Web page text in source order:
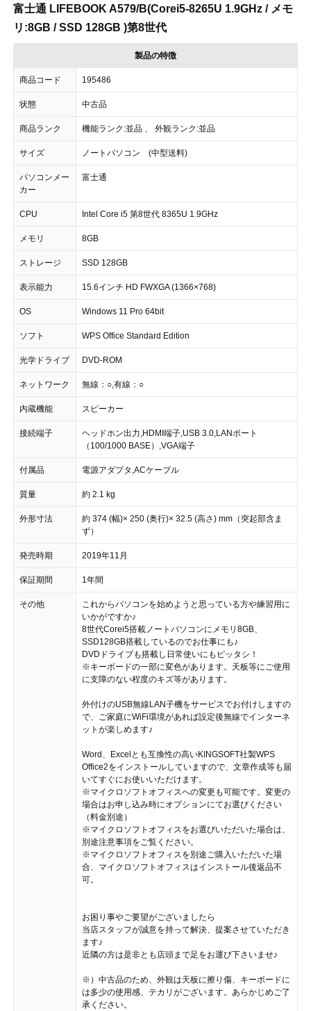
富士通 LIFEBOOK A579/B(Corei5-8265U 1.9GHz / メモ
リ:8GB / SSD 128GB )第8世代
製品の特徴
商品コード 195486
状態 中古品
商品ランク 機能ランク:並品 、 外観ランク:並品
サイズ ノートパソコン (中型送料)
パソコンメー
カー
富士通
CPU Intel Core i5 第8世代 8365U 1.9GHz
メモリ 8GB
ストレージ SSD 128GB
表示能力 15.6インチ HD FWXGA (1366×768)
OS Windows 11 Pro 64bit
ソフト WPS Office Standard Edition
光学ドライブ DVD-ROM
ネットワーク 無線：○,有線：○
内蔵機能 スピーカー
接続端子
ヘッドホン出力,HDMI端子,USB 3.0,LANポート
（100/1000 BASE）,VGA端子
付属品 電源アダプタ,ACケーブル
質量 約 2.1 kg
外形寸法
約 374 (幅)× 250 (奥行)× 32.5 (高さ) mm（突起部含ま
ず）
発売時期 2019年11月
保証期間 1年間
その他
これからパソコンを始めようと思っている方や練習用に
いかがですか♪
8世代Corei5搭載ノートパソコンにメモリ8GB、
SSD128GB搭載しているのでお仕事にも♪
DVDドライブも搭載し日常使いにもピッタシ！
※キーボードの一部に変色があります。天板等にご使用
に支障のない程度のキズ等があります。
外付けのUSB無線LAN子機をサービスでお付けしますの
で、ご家庭にWiFi環境があれば設定後無線でインターネ
ットが楽しめます♪
Word、Excelとも互換性の高いKINGSOFT社製WPS
Office2をインストールしていますので、文章作成等も届
いてすぐにお使いいただけます。
※マイクロソフトオフィスへの変更も可能です。変更の
場合はお申し込み時にオプションにてお選びください
（料金別途）
※マイクロソフトオフィスをお選びいただいた場合は、
別途注意事項をご覧ください。
※マイクロソフトオフィスを別途ご購入いただいた場
合、マイクロソフトオフィスはインストール後返品不
可。
お困り事やご要望がございましたら
当店スタッフが誠意を持って解決、提案させていただき
ます♪
近隣の方は是非とも店頭まで足をお運び下さいませ♪
※）中古品のため、外観は天板に擦り傷、キーボードに
は多少の使用感、テカリがございます。あらかじめご了
承ください。